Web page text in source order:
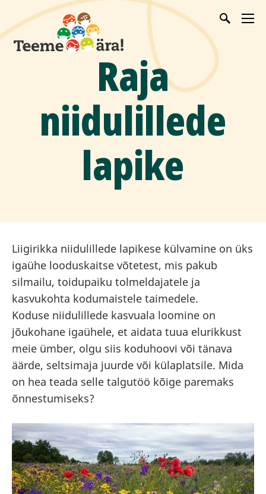
Raja
niidulillede
lapike
Liigirikka niidulillede lapikese külvamine on üks
igaühe looduskaitse võtetest, mis pakub
silmailu, toidupaiku tolmeldajatele ja
kasvukohta kodumaistele taimedele.
Koduse niidulillede kasvuala loomine on
jõukohane igaühele, et aidata tuua elurikkust
meie ümber, olgu siis koduhoovi või tänava
äärde, seltsimaja juurde või külaplatsile. Mida
on hea teada selle talgutöö kõige paremaks
õnnestumiseks?